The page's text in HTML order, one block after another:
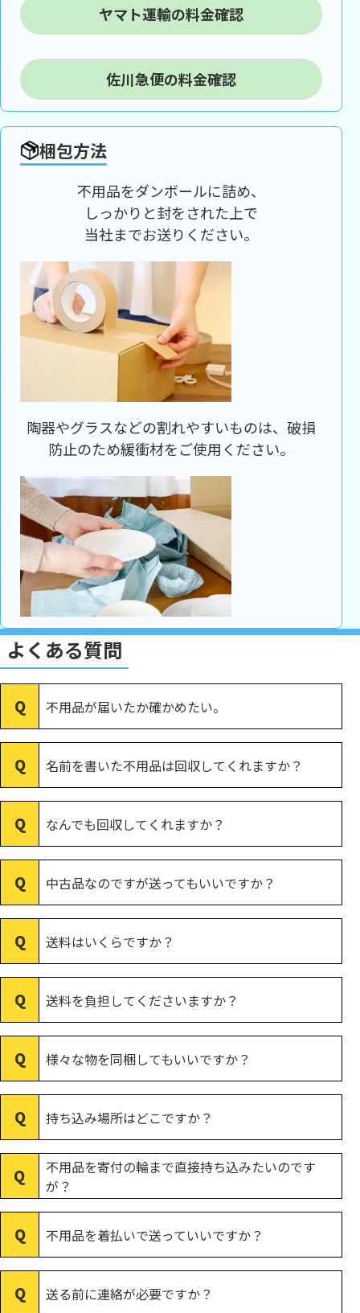
ヤマト運輸の料金確認
佐川急便の料金確認
梱包方法
不用品をダンボールに詰め、
しっかりと封をされた上で
当社までお送りください。
陶器やグラスなどの割れやすいものは、破損
防止のため緩衝材をご使用ください。
よくある質問
不用品が届いたか確かめたい。
名前を書いた不用品は回収してくれますか？
なんでも回収してくれますか？
中古品なのですが送ってもいいですか？
送料はいくらですか？
送料を負担してくださいますか？
様々な物を同梱してもいいですか？
持ち込み場所はどこですか？
不用品を寄付の輪まで直接持ち込みたいのです
が？
不用品を着払いで送っていいですか？
送る前に連絡が必要ですか？